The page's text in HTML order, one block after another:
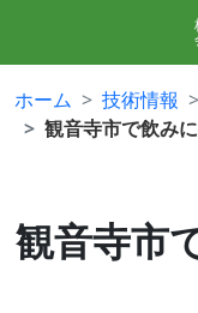
ホーム 技術情報
観音寺市で飲み
観音寺市